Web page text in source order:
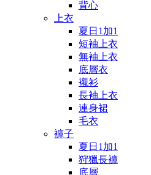
背心
上衣
夏日1加1
短袖上衣
無袖上衣
底層衣
襯衫
長袖上衣
連身裙
毛衣
褲子
夏日1加1
狩獵長褲
底層